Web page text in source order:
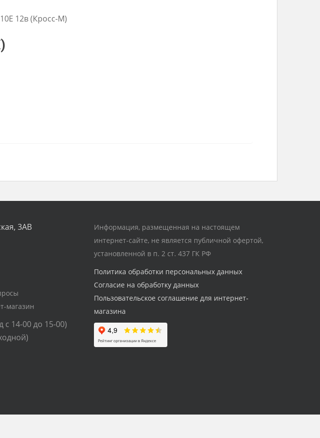
12в (Кросс-М)
3АВ
магазин
с 14-00 до 15-00)
Информация, размещенная на настоящем
интернет-сайте, не является публичной офертой,
установленной в п. 2 ст. 437 ГК РФ
Политика обработки персональных данных
Согласие на обработку данных
Пользовательское соглашение для интернет-
магазина